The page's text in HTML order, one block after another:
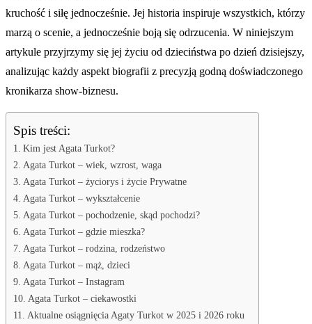
kruchość i siłę jednocześnie. Jej historia inspiruje wszystkich, którzy
marzą o scenie, a jednocześnie boją się odrzucenia. W niniejszym
artykule przyjrzymy się jej życiu od dzieciństwa po dzień dzisiejszy,
analizując każdy aspekt biografii z precyzją godną doświadczonego
kronikarza show-biznesu.
Spis treści:
Kim jest Agata Turkot?
Agata Turkot – wiek, wzrost, waga
Agata Turkot – życiorys i życie Prywatne
Agata Turkot – wykształcenie
Agata Turkot – pochodzenie, skąd pochodzi?
Agata Turkot – gdzie mieszka?
Agata Turkot – rodzina, rodzeństwo
Agata Turkot – mąż, dzieci
Agata Turkot – Instagram
Agata Turkot – ciekawostki
Aktualne osiągnięcia Agaty Turkot w 2025 i 2026 roku